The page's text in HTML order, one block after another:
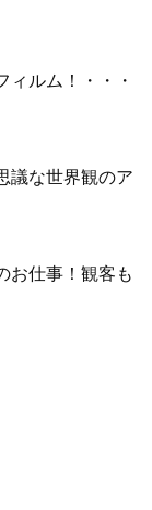
ィルム！・・・
議な世界観のア
お仕事！観客も